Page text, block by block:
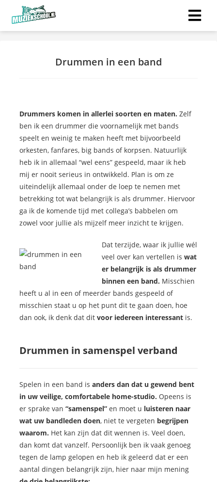
Drummen in een band
Drummers komen in allerlei soorten en maten. Zelf
ben ik een drummer die voornamelijk met bands
speelt en weinig te maken heeft met bijvoorbeeld
orkesten, fanfares, big bands of korpsen. Natuurlijk
heb ik in allemaal “wel eens” gespeeld, maar ik heb
mij er nooit serieus in ontwikkeld. Plan is om ze
uiteindelijk allemaal onder de loep te nemen met
betrekking tot wat belangrijk is als drummer. Hiervoor
ga ik de komende tijd met collega’s babbelen om
zowel voor jullie als mijzelf meer inzicht te krijgen.
Dat terzijde, waar ik jullie wél
veel over kan vertellen is wat
er belangrijk is als drummer
binnen een band. Misschien
heeft u al in een of meerder bands gespeeld of
misschien staat u op het punt dit te gaan doen, hoe
dan ook, ik denk dat dit voor iedereen interessant is.
Drummen in samenspel verband
Spelen in een band is anders dan dat u gewend bent
in uw veilige, comfortabele home-studio. Opeens is
er sprake van “samenspel” en moet u luisteren naar
wat uw bandleden doen, niet te vergeten begrijpen
waarom. Het kan zijn dat dit wennen is. Veel doen,
dan komt dat vanzelf. Persoonlijk ben ik vaak genoeg
tegen de lamp gelopen en heb ik geleerd dat er een
aantal dingen belangrijk zijn, hier naar mijn mening